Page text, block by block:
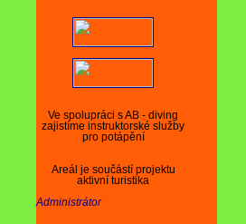
Ve spolupráci s AB - diving
zajistíme instruktorské služby
pro potápění
Areál je součástí projektu
aktivní turistika
Administrátor